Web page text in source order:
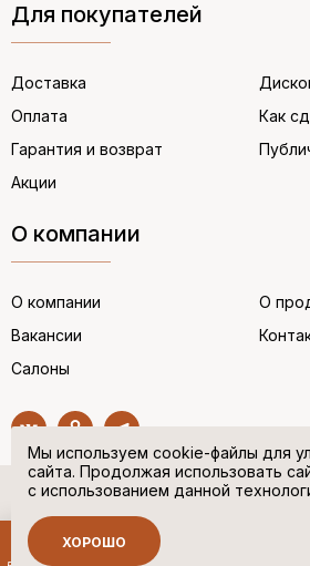
Для покупателей
Доставка
Оплата
Гарантия и возврат
Акции
Как
О компании
О компании
Вакансии
Салоны
О
© “НЕМЕЦКАЯ ОБУВЬ” 2017. Все права
Политика в отношении персональных
Мы используем cookie-файлы для
сайта. Продолжая использовать
с использованием данной
ХОРОШО